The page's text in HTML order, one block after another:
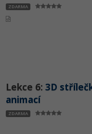
ZDARMA
Lekce 6: 3D
animací
ZDARMA